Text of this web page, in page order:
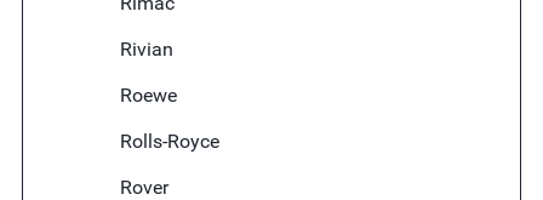
Rivian
Roewe
Rolls-Royce
Rover